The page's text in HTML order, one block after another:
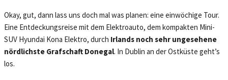
Okay, gut, dann lass uns doch mal was planen: eine einwöchige Tour.
Eine Entdeckungsreise mit dem Elektroauto, dem kompakten Mini-
SUV Hyundai Kona Elektro, durch Irlands noch sehr ungesehene
nördlichste Grafschaft Donegal. In Dublin an der Ostküste geht’s
los.